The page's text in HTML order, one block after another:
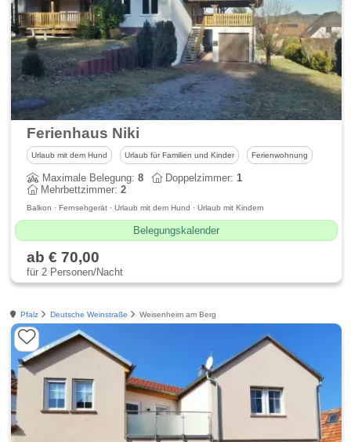
Ferienhaus Niki
Urlaub mit dem Hund Urlaub für Familien und Kinder Ferienwohnung
Maximale Belegung:8 Doppelzimmer:1
Mehrbettzimmer:2
Balkon · Fernsehgerät · Urlaub mit dem Hund · Urlaub mit Kindern
Belegungskalender
ab € 70,00
für 2 Personen/Nacht
Pfalz Deutsche Weinstraße Weisenheim am Berg